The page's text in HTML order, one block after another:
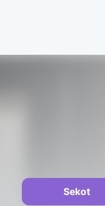
Sekot